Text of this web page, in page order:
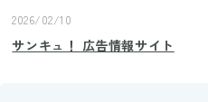
2026/02/10
サンキュ！ 広告情報サイト